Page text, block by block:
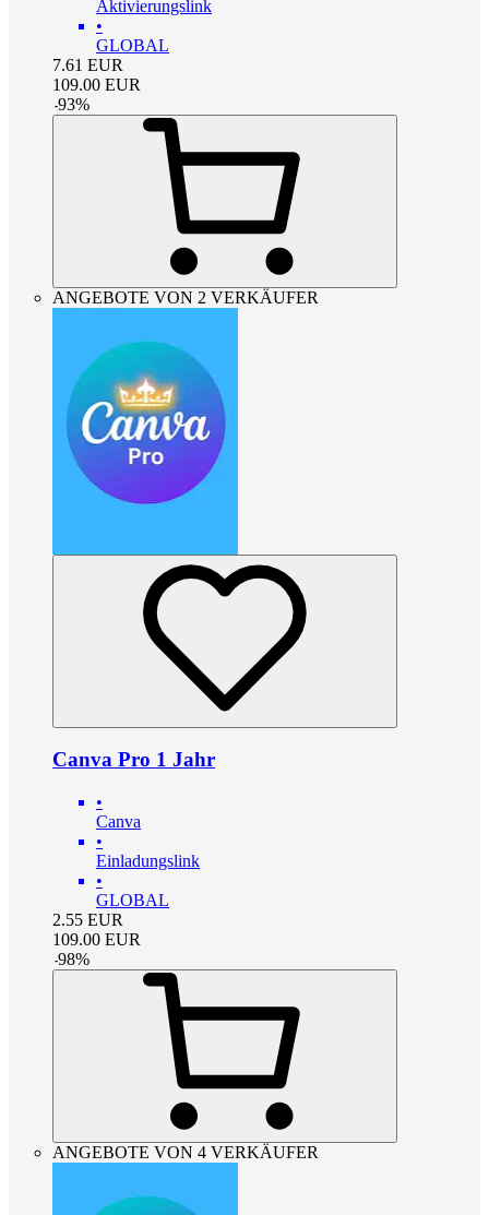
Aktivierungslink
•
GLOBAL
7.61 EUR
109.00 EUR
-93%
ANGEBOTE VON 2 VERKÄUFER
Canva Pro 1 Jahr
•
Canva
•
Einladungslink
•
GLOBAL
2.55 EUR
109.00 EUR
-98%
ANGEBOTE VON 4 VERKÄUFER